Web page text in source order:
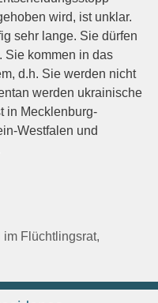
wird, ist unklar.
sehr lange. Sie dürfen
Sie kommen in das
d.h. Sie werden nicht
werden ukrainische
in Mecklenburg-
Westfalen und
im Flüchtlingsrat,